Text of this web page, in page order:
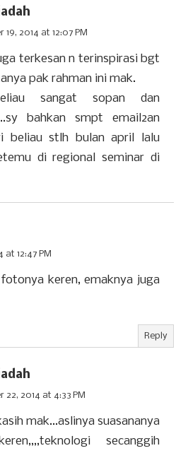
19, 2014 at 12:07 PM
terkesan n terinspirasi bgt
pak rahman ini mak.
sangat sopan dan
bahkan smpt email2an
beliau stlh bulan april lalu
di regional seminar di
at 12:47 PM
keren, emaknya juga
Reply
22, 2014 at 4:33 PM
mak...aslinya suasananya
secanggih